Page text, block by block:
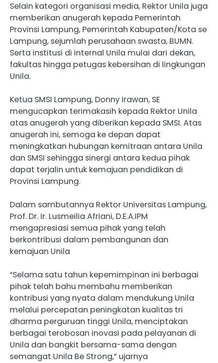
Selain kategori organisasi media, Rektor Unila juga
memberikan anugerah kepada Pemerintah
Provinsi Lampung, Pemerintah Kabupaten/Kota se
Lampung, sejumlah perusahaan swasta, BUMN.
Serta institusi di internal Unila mulai dari dekan,
fakultas hingga petugas kebersihan di lingkungan
Unila.
Ketua SMSI Lampung, Donny Irawan, SE
mengucapkan terimakasih kepada Rektor Unila
atas anugerah yang diberikan kepada SMSI. Atas
anugerah ini, semoga ke depan dapat
meningkatkan hubungan kemitraan antara Unila
dan SMSI sehingga sinergi antara kedua pihak
dapat terjalin untuk kemajuan pendidikan di
Provinsi Lampung.
Dalam sambutannya Rektor Universitas Lampung,
Prof. Dr. Ir. Lusmeilia Afriani, D.E.A.IPM
mengapresiasi semua pihak yang telah
berkontribusi dalam pembangunan dan
kemajuan Unila
“Selama satu tahun kepemimpinan ini berbagai
pihak telah bahu membahu memberikan
kontribusi yang nyata dalam mendukung Unila
melalui percepatan peningkatan kualitas tri
dharma perguruan tinggi Unila, menciptakan
berbagai terobosan inovasi pada pelayanan di
Unila dan bangkit bersama-sama dengan
semangat Unila Be Strong,” ujarnya